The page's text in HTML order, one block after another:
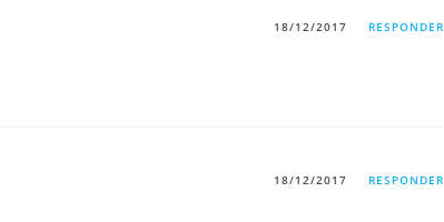
18/12/2017 RESPONDER
18/12/2017 RESPONDER